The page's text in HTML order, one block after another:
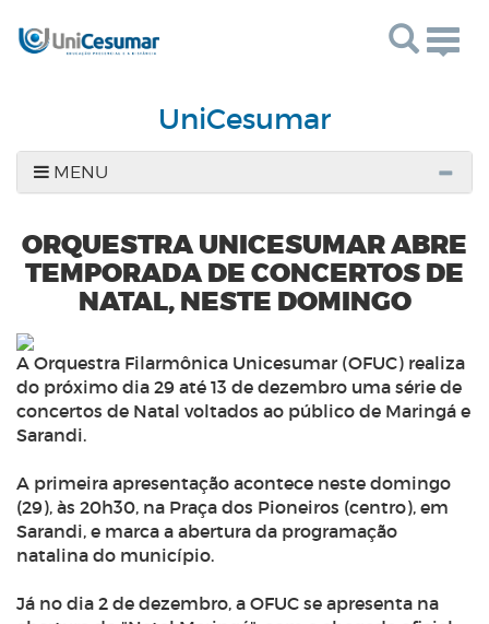
UniCesumar
MENU
ORQUESTRA UNICESUMAR ABRE
TEMPORADA DE CONCERTOS DE
NATAL, NESTE DOMINGO
A Orquestra Filarmônica Unicesumar (OFUC) realiza
do próximo dia 29 até 13 de dezembro uma série de
concertos de Natal voltados ao público de Maringá e
Sarandi.
A primeira apresentação acontece neste domingo
(29), às 20h30, na Praça dos Pioneiros (centro), em
Sarandi, e marca a abertura da programação
natalina do município.
Já no dia 2 de dezembro, a OFUC se apresenta na